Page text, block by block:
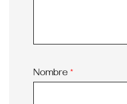
Nombre *